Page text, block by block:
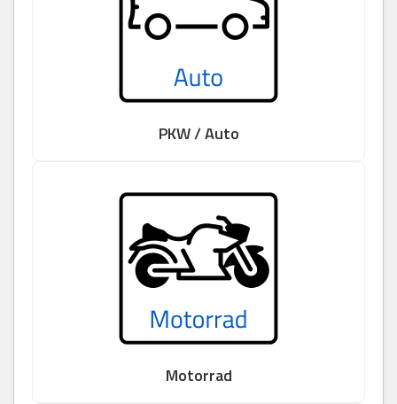
PKW / Auto
Motorrad